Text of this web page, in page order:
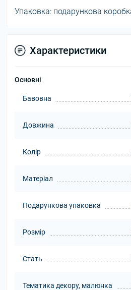
Упаковка: подарункова
Характеристики
Основні
Бавовна
Довжина
Колір
Матеріал
Подарункова упаковка
Розмір
Стать
Тематика декору, малюнка